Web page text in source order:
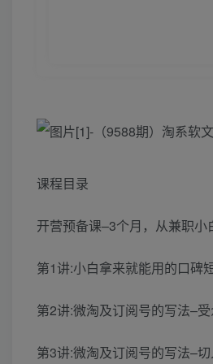
课程目录
开营预备课–3个月，从兼职
第1讲:小白拿来就能用的口碑
第2讲:微淘及订阅号的写法–
第3讲:微淘及订阅号的写法–